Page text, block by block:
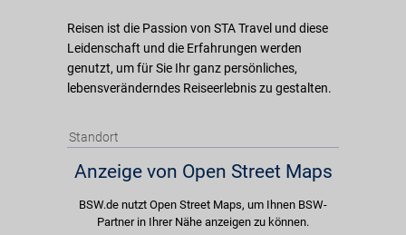
Reisen ist die Passion von STA Travel und diese
Leidenschaft und die Erfahrungen werden
genutzt, um für Sie Ihr ganz persönliches,
lebensveränderndes Reiseerlebnis zu gestalten.
Standort
Anzeige von Open Street Maps
BSW.de nutzt Open Street Maps, um Ihnen BSW-
Partner in Ihrer Nähe anzeigen zu können.